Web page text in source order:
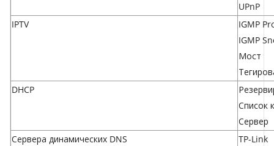
UPnP
IPTV
IGMP
IGMP
Мост
DHCP
Список
Сервер
Сервера динамических DNS
TP-Link